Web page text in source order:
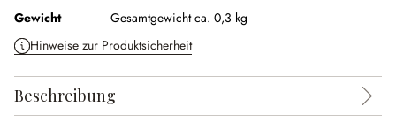
Gewicht
Gesamtgewicht ca. 0,3 kg
Hinweise zur Produktsicherheit
Beschreibung